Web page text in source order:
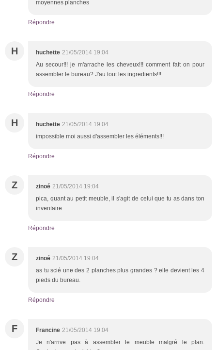
moyennes planches
Répondre
H huchette 21/05/2014 19:04
Au secour!!! je m'arrache les cheveux!!! comment fait on pour
assembler le bureau? J'au tout les ingredients!!!
Répondre
H huchette 21/05/2014 19:04
impossible moi aussi d'assembler les éléments!!!
Répondre
Z zinoé 21/05/2014 19:04
pica, quant au petit meuble, il s'agit de celui que tu as dans ton
inventaire
Répondre
Z zinoé 21/05/2014 19:04
as tu scié une des 2 planches plus grandes ? elle devient les 4
pieds du bureau.
Répondre
F Francine 21/05/2014 19:04
Je n'arrive pas à assembler le meuble malgré le plan.